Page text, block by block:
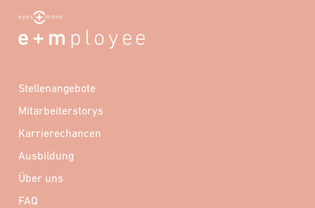
Stellenangebote
Mitarbeiterstorys
Karrierechancen
Ausbildung
Über uns
FAQ